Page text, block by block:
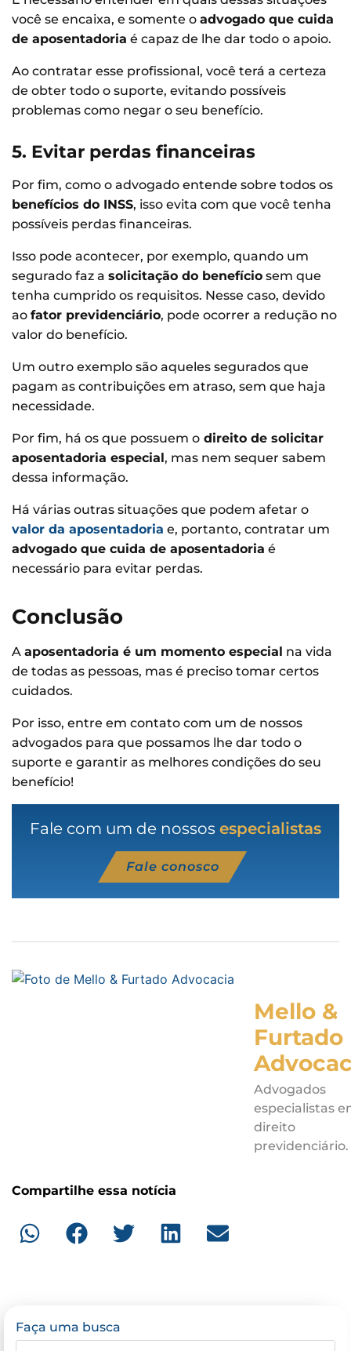
você se encaixa, e somente o advogado que cuida
de aposentadoria é capaz de lhe dar todo o apoio.
Ao contratar esse profissional, você terá a certeza
de obter todo o suporte, evitando possíveis
problemas como negar o seu benefício.
5. Evitar perdas financeiras
Por fim, como o advogado entende sobre todos os
benefícios do INSS, isso evita com que você tenha
possíveis perdas financeiras.
Isso pode acontecer, por exemplo, quando um
segurado faz a solicitação do benefício sem que
tenha cumprido os requisitos. Nesse caso, devido
ao fator previdenciário, pode ocorrer a redução no
valor do benefício.
Um outro exemplo são aqueles segurados que
pagam as contribuições em atraso, sem que haja
necessidade.
Por fim, há os que possuem o direito de solicitar
aposentadoria especial, mas nem sequer sabem
dessa informação.
Há várias outras situações que podem afetar o
valor da aposentadoria e, portanto, contratar um
advogado que cuida de aposentadoria é
necessário para evitar perdas.
Conclusão
A aposentadoria é um momento especial na vida
de todas as pessoas, mas é preciso tomar certos
cuidados.
Por isso, entre em contato com um de nossos
advogados para que possamos lhe dar todo o
suporte e garantir as melhores condições do seu
benefício!
Fale com um de nossos especialistas
Fale conosco
Mello &
Furtado
Advogados
especialistas
direito
previdenciário.
Compartilhe essa notícia
Faça uma busca